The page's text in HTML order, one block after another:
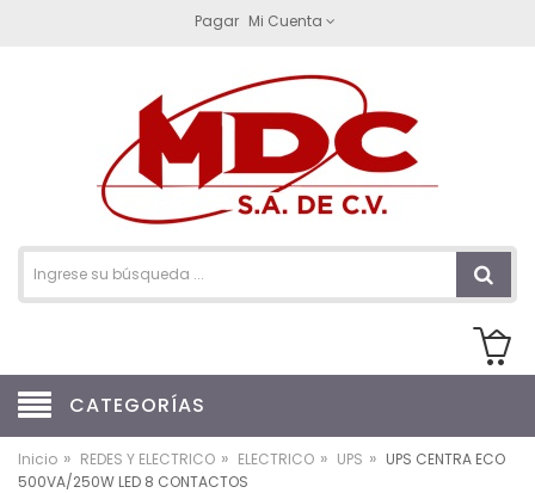
Pagar Mi Cuenta
CATEGORÍAS
Inicio » REDES Y ELECTRICO » ELECTRICO » UPS » UPS CENTRA ECO
500VA/250W LED 8 CONTACTOS